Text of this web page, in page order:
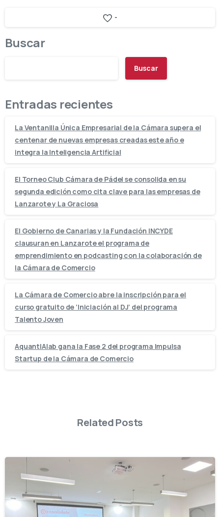
-
Buscar
Buscar
Entradas recientes
La Ventanilla Única Empresarial de la Cámara supera el
centenar de nuevas empresas creadas este año e
integra la Inteligencia Artificial
El Torneo Club Cámara de Pádel se consolida en su
segunda edición como cita clave para las empresas de
Lanzarote y La Graciosa
El Gobierno de Canarias y la Fundación INCYDE
clausuran en Lanzarote el programa de
emprendimiento en podcasting con la colaboración de
la Cámara de Comercio
La Cámara de Comercio abre la inscripción para el
curso gratuito de ‘Iniciación al DJ’ del programa
Talento Joven
AquantIAlab gana la Fase 2 del programa Impulsa
Startup de la Cámara de Comercio
Related Posts